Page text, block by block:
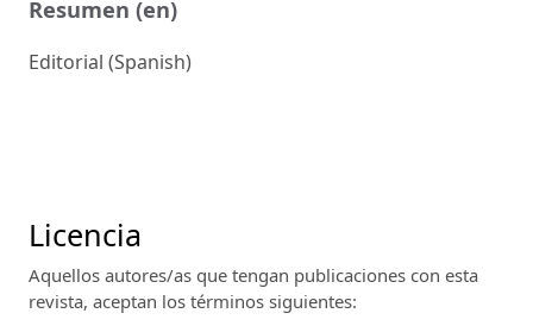
Resumen (en)
Editorial (Spanish)
Licencia
Aquellos autores/as que tengan publicaciones con esta
revista, aceptan los términos siguientes: